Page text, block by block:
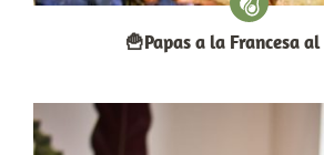
🍟Papas a la Francesa